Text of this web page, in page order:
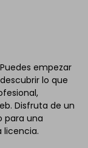
empezar
lo que
Disfruta de un
para una
licencia.